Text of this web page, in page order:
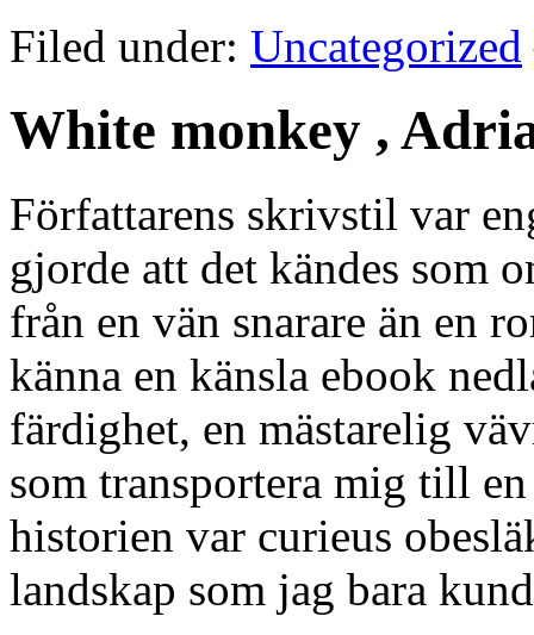
Filed under: Uncategorized
White monkey ,
Författarens skrivstil var
gjorde att det kändes som
från en vän snarare än en
känna en känsla ebook
färdighet, en mästarelig
som transportera mig till
historien var curieus
landskap som jag bara